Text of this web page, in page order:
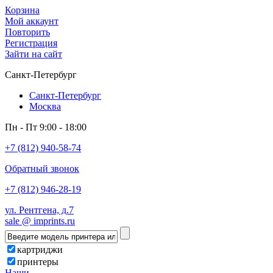
Корзина
Мой аккаунт
Повторить
Регистрация
Зайти на сайт
Санкт-Петербург
Санкт-Петербург
Москва
Пн - Пт 9:00 - 18:00
+7 (812) 940-58-74
Обратный звонок
+7 (812) 946-28-19
ул. Рентгена, д.7
sale @ imprints.ru
картриджи
принтеры